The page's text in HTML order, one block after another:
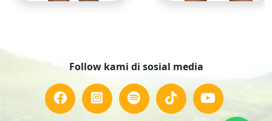
Follow kami di sosial media